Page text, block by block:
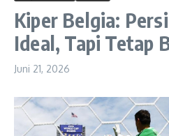
Kiper Belgia:
Ideal, Tapi Tetap
Juni 21, 2026